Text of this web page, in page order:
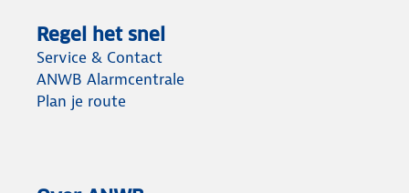
Regel het snel
Service & Contact
ANWB Alarmcentrale
Plan je route